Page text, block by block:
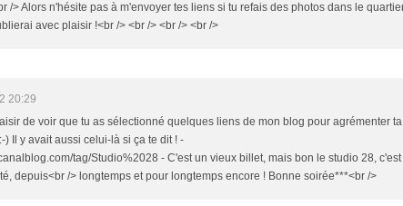
/> Alors n'hésite pas à m'envoyer tes liens si tu refais des photos dans le
avec plaisir !<br /> <br /> <br /> <br />
20:29
de voir que tu as sélectionné quelques liens de mon blog pour agrémenter ta
) Il y avait aussi celui-là si ça te dit ! -
tag/Studio%2028 - C'est un vieux billet, mais bon le studio 28, c'est
depuis<br /> longtemps et pour longtemps encore ! Bonne soirée***<br />